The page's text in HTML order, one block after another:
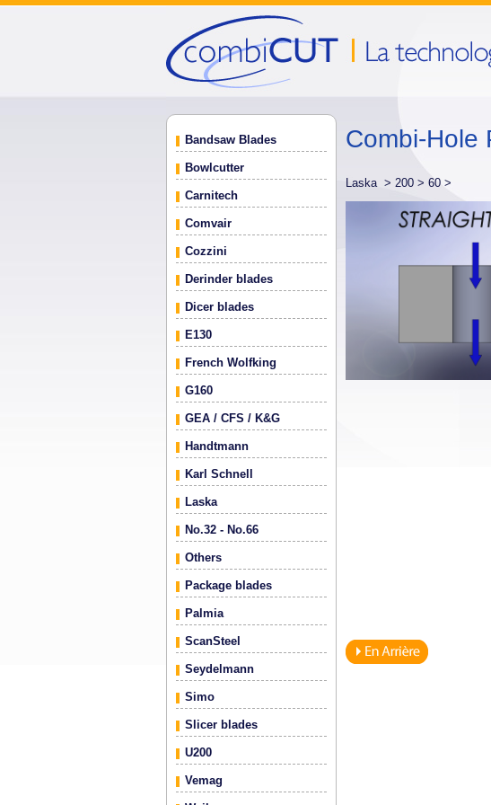
Bandsaw Blades
Bowlcutter
Carnitech
Comvair
Cozzini
Derinder blades
Dicer blades
E130
French Wolfking
G160
GEA / CFS / K&G
Handtmann
Karl Schnell
Laska
No.32 - No.66
Others
Package blades
Palmia
ScanSteel
Seydelmann
Simo
Slicer blades
U200
Vemag
Combi-Hole
Laska > 200 > 60 >